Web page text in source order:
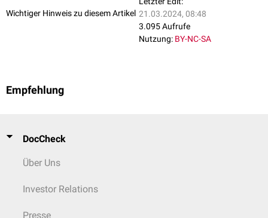
Wichtiger Hinweis zu diesem Artikel 21.03.2024, 08:48
3.095 Aufrufe
Nutzung: BY-NC-SA
Empfehlung
DocCheck
Über Uns
Investor Relations
Presse